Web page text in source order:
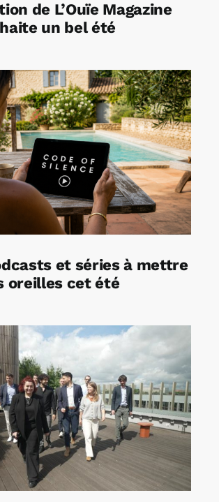
de L’Ouïe Magazine
un bel été
et séries à mettre
oreilles cet été